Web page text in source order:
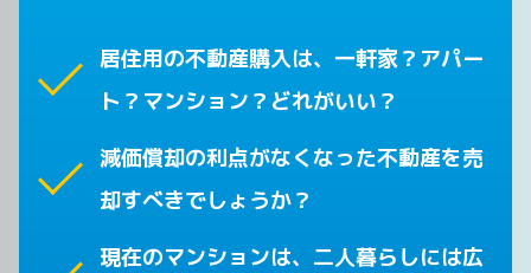
居住用の不動産購入は、一軒家？アパー
ト？マンション？どれがいい？
減価償却の利点がなくなった不動産を売
却すべきでしょうか？
現在のマンションは、二人暮らしには広